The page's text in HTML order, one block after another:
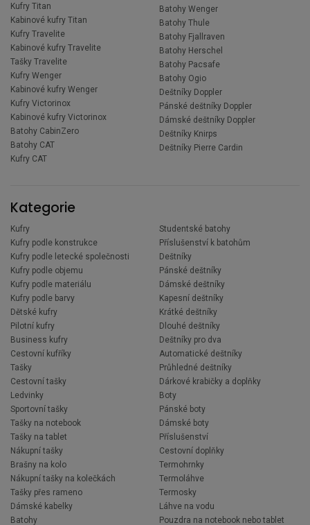
Kufry Titan
Kabinové kufry Titan
Kufry Travelite
Kabinové kufry Travelite
Tašky Travelite
Kufry Wenger
Kabinové kufry Wenger
Kufry Victorinox
Kabinové kufry Victorinox
Batohy CabinZero
Batohy CAT
Kufry CAT
Batohy Wenger
Batohy Thule
Batohy Fjallraven
Batohy Herschel
Batohy Pacsafe
Batohy Ogio
Deštníky Doppler
Pánské deštníky Doppler
Dámské deštníky Doppler
Deštníky Knirps
Deštníky Pierre Cardin
Kategorie
Kufry
Kufry podle konstrukce
Kufry podle letecké společnosti
Kufry podle objemu
Kufry podle materiálu
Kufry podle barvy
Dětské kufry
Pilotní kufry
Business kufry
Cestovní kufříky
Tašky
Cestovní tašky
Ledvinky
Sportovní tašky
Tašky na notebook
Tašky na tablet
Nákupní tašky
Brašny na kolo
Nákupní tašky na kolečkách
Tašky přes rameno
Dámské kabelky
Batohy
Studentské batohy
Příslušenství k batohům
Deštníky
Pánské deštníky
Dámské deštníky
Kapesní deštníky
Krátké deštníky
Dlouhé deštníky
Deštníky pro dva
Automatické deštníky
Průhledné deštníky
Dárkové krabičky a doplňky
Boty
Pánské boty
Dámské boty
Příslušenství
Cestovní doplňky
Termohrnky
Termoláhve
Termosky
Láhve na vodu
Pouzdra na notebook nebo tablet